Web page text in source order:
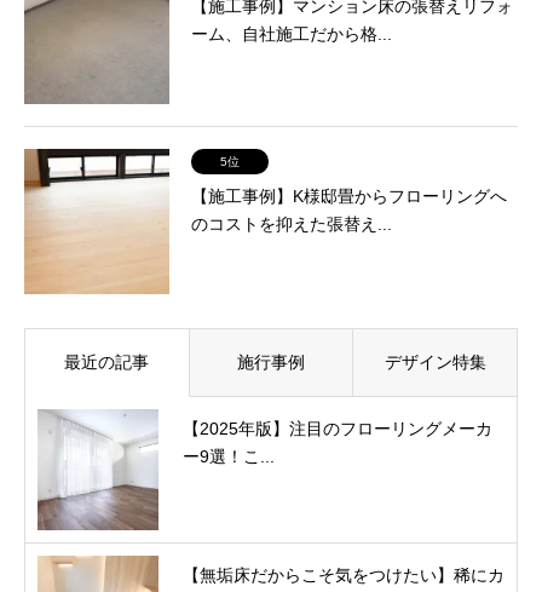
【施工事例】マンション床の張替えリフォ
ーム、自社施工だから格...
5位
【施工事例】K様邸畳からフローリングへ
のコストを抑えた張替え...
最近の記事 施行事例 デザイン特集
【2025年版】注目のフローリングメーカ
ー9選！こ...
【無垢床だからこそ気をつけたい】稀にカ